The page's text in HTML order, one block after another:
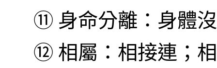
⑪ 身命分離：身體
⑫ 相屬：相接連；